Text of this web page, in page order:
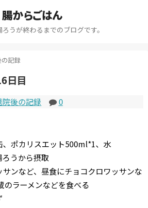
腸からごはん
うが終わるまでのブログです。
記録
日目
院後の記録
0
、ポカリスエット500ml*1、水
うから摂取
ンなど、昼食にチョコクロワッサンな
のラーメンなどを食べる